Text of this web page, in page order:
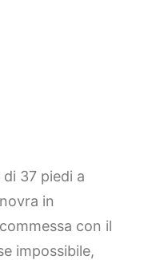
37 piedi a
in
con il
impossibile,